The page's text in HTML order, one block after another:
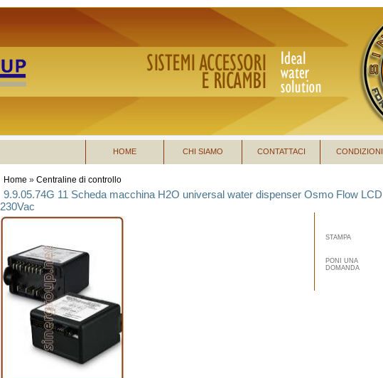
CONDIZIONI
CONTATTACI
CHI SIAMO
HOME
Home » Centraline di controllo
9.9.05.74G 11 Scheda macchina H2O universal water dispenser Osmo Flow LCD
230Vac
STAMPA
PONI UNA
DOMANDA